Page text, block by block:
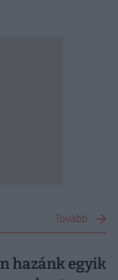
Tovább
hazánk egyik